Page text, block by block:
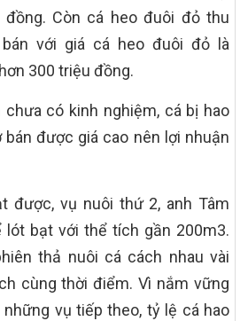
đồng. Còn cá heo đuôi đỏ thu
với giá cá heo đuôi đỏ là
300 triệu đồng.
có kinh nghiệm, cá bị hao
được giá cao nên lợi nhuận
được, vụ nuôi thứ 2, anh Tâm
lót bạt với thể tích gần 200m3.
thả nuôi cá cách nhau vài
cùng thời điểm. Vì nắm vững
vụ tiếp theo, tỷ lệ cá hao